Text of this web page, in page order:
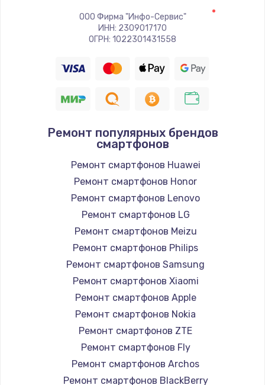
750 руб.
Заказать
Установка драйверов
725 руб.
Замена вебкамеры
1260 руб.
Заказать
Ремонт петель крышки
990 руб.
Заказать
Настройка Wi-Fi
1030 руб.
Заказать
Замена шим-контроллера
3900 руб.
ООО Фирма "Инфо-Сервис"
ИНН: 2309017170
ОГРН: 1022301431558
Ремонт популярных брендов
смартфонов
Ремонт смартфонов Huawei
Ремонт смартфонов Honor
Ремонт смартфонов Lenovo
Ремонт смартфонов LG
Ремонт смартфонов Meizu
Ремонт смартфонов Philips
Ремонт смартфонов Samsung
Ремонт смартфонов Xiaomi
Ремонт смартфонов Apple
Ремонт смартфонов Nokia
Ремонт смартфонов ZTE
Ремонт смартфонов Fly
Ремонт смартфонов Archos
Ремонт смартфонов BlackBerry